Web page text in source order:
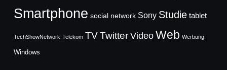
Smartphone social network Sony Studie tablet
TechShowNetwork Telekom TVTwitter Video Web Werbung
Windows